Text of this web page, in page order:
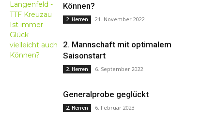
Können?
2. Herren 21. November 2022
2. Mannschaft mit optimalem
Saisonstart
2. Herren 6. September 2022
Generalprobe geglückt
2. Herren 6. Februar 2023